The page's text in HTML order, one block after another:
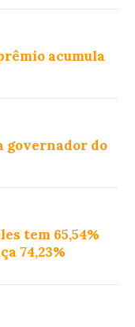
acumula
governador do
tem 65,54%
74,23%